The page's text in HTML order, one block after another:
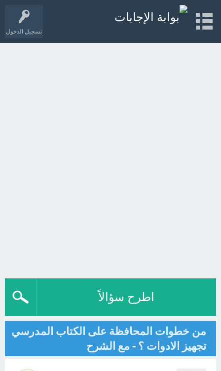
تسجيل الدخول
اطرح سؤالاً
من خطوات المحافظة على الكتاب المدرسي
تجهيز الادوات ؟ - مع الشرح